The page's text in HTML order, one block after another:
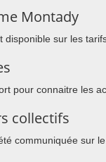
Montady
disponible sur les
pour connaitre les
collectifs
communiquée sur